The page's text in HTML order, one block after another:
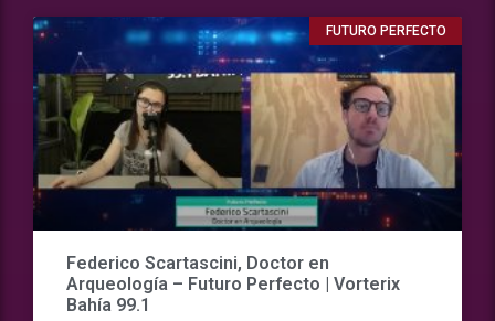
FUTURO PERFECTO
Federico Scartascini, Doctor en
Arqueología – Futuro Perfecto | Vorterix
Bahía 99.1